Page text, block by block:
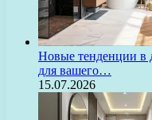
Новые тенденции в
для вашего…
15.07.2026